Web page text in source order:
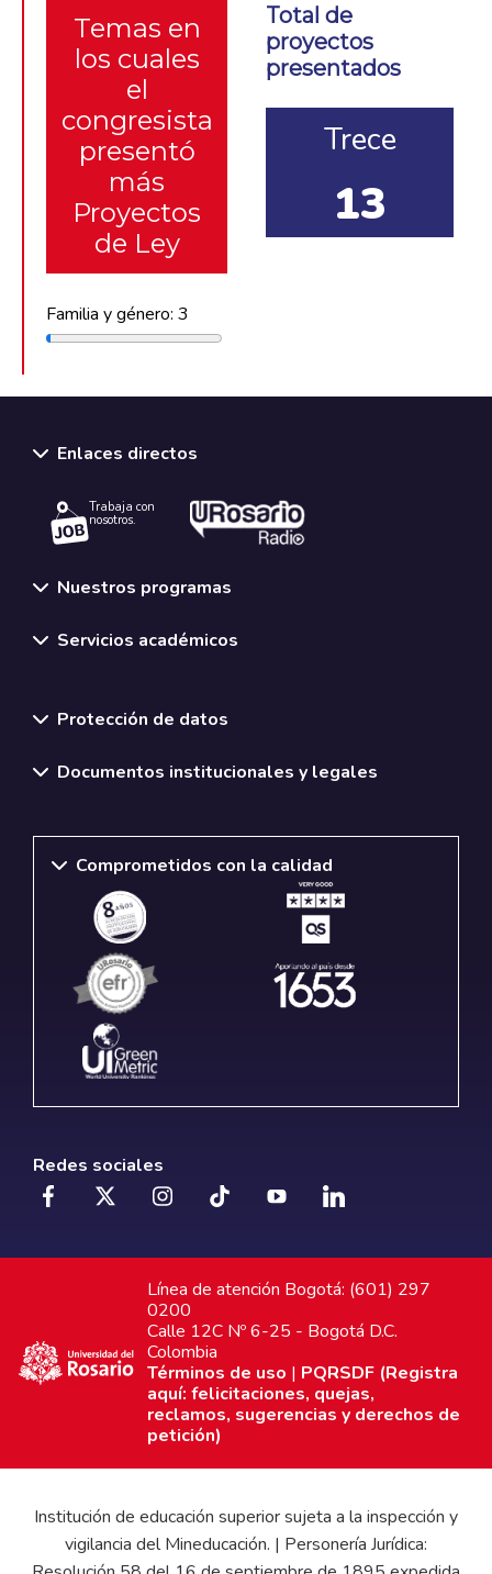
Temas en
los cuales
el
congresista
presentó
más
Proyectos
de Ley
Familia y género: 3
Total de
proyectos
presentados
Trece
13
Enlaces directos
Trabaja con
nosotros.
Nuestros programas
Servicios académicos
Protección de datos
Documentos institucionales y legales
Comprometidos con la calidad
Redes sociales
Línea de atención Bogotá: (601) 297
0200
Calle 12C Nº 6-25 - Bogotá D.C.
Colombia
Términos de uso | PQRSDF (Registra
aquí: felicitaciones, quejas,
reclamos, sugerencias y derechos de
petición)
Institución de educación superior sujeta a la inspección y
vigilancia del Mineducación. | Personería Jurídica: